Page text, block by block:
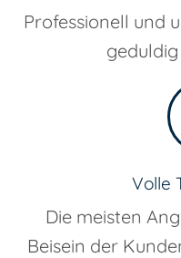
Professionell und
Volle
Die meisten
Beisein der